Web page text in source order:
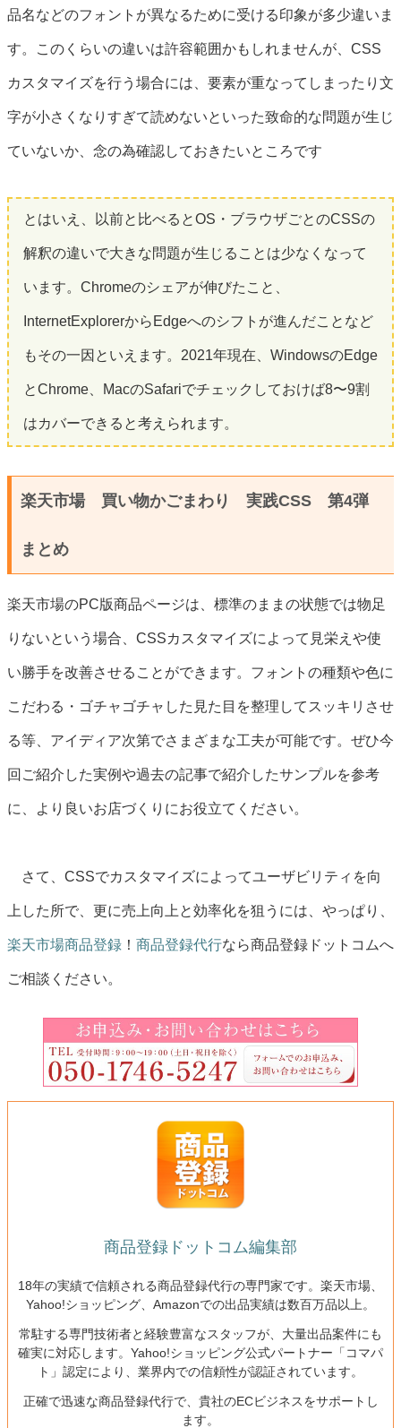
品名などのフォントが異なるために受ける印象が多少違いま
す。このくらいの違いは許容範囲かもしれませんが、CSS
カスタマイズを行う場合には、要素が重なってしまったり文
字が小さくなりすぎて読めないといった致命的な問題が生じ
ていないか、念の為確認しておきたいところです
とはいえ、以前と比べるとOS・ブラウザごとのCSSの
解釈の違いで大きな問題が生じることは少なくなって
います。Chromeのシェアが伸びたこと、
InternetExplorerからEdgeへのシフトが進んだことなど
もその一因といえます。2021年現在、WindowsのEdge
とChrome、MacのSafariでチェックしておけば8〜9割
はカバーできると考えられます。
楽天市場 買い物かごまわり 実践CSS 第4弾
まとめ
楽天市場のPC版商品ページは、標準のままの状態では物足
りないという場合、CSSカスタマイズによって見栄えや使
い勝手を改善させることができます。フォントの種類や色に
こだわる・ゴチャゴチャした見た目を整理してスッキリさせ
る等、アイディア次第でさまざまな工夫が可能です。ぜひ今
回ご紹介した実例や過去の記事で紹介したサンプルを参考
に、より良いお店づくりにお役立てください。
さて、CSSでカスタマイズによってユーザビリティを向
上した所で、更に売上向上と効率化を狙うには、やっぱり、
楽天市場商品登録 ！ 商品登録代行なら商品登録ドットコムへ
ご相談ください。
商品登録ドットコム編集部
18年の実績で信頼される商品登録代行の専門家です。楽天市場、
Yahoo!ショッピング、Amazonでの出品実績は数百万品以上。
常駐する専門技術者と経験豊富なスタッフが、大量出品案件にも
確実に対応します。Yahoo!ショッピング公式パートナー「コマパ
ト」認定により、業界内での信頼性が認証されています。
正確で迅速な商品登録代行で、貴社のECビジネスをサポートし
ます。